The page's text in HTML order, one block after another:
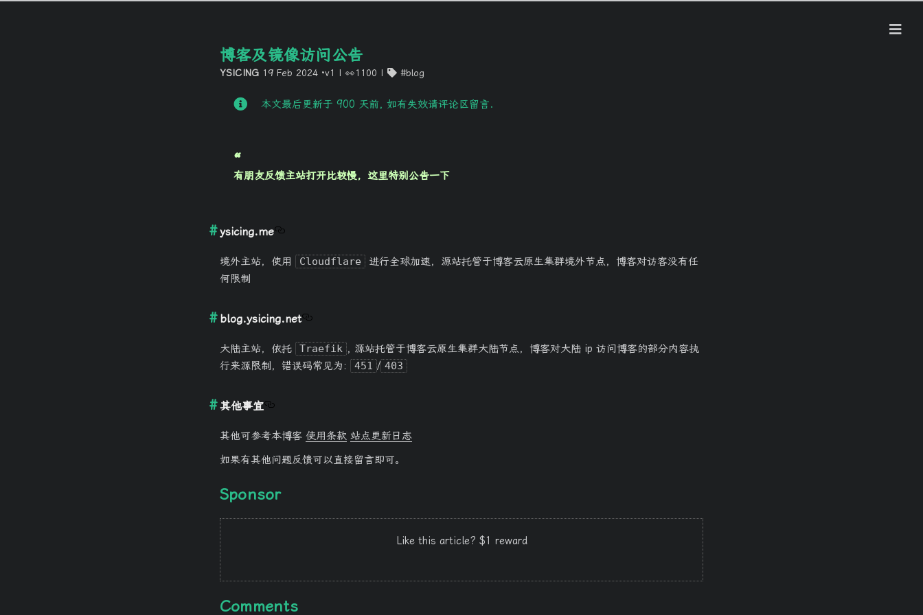
博客及镜像访问公告
YSICING 19 Feb 2024 ·v1 |👀1100 blog
本文最后更新于 900 天前, 如有失效请评论区留言.
有朋友反馈主站打开比较慢，这里特别公告一下
ysicing.me
境外主站，使用 Cloudflare
进行全球加速，源站托管于博客云原生集群境外节点，博客对访客没有任
何限制
blog.ysicing.net
大陆主站，依托 Traefik , 源站托管于博客云原生集群大陆节点，博客对大陆 ip 访问博客的部分内容执
行来源限制，错误码常见为:
451 / 403
其他事宜
其他可参考本博客 使用条款 站点更新日志
如果有其他问题反馈可以直接留言即可。
Sponsor
Like this article? $1 reward
Comments